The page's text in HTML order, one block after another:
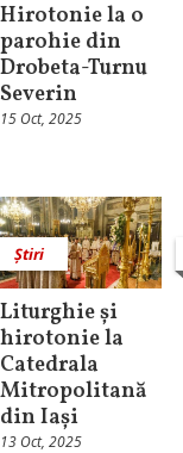
Hirotonie la o
parohie din
Drobeta-Turnu
Severin
15 Oct, 2025
Știri
Liturghie și
hirotonie la
Catedrala
Mitropolitană
din Iași
13 Oct, 2025